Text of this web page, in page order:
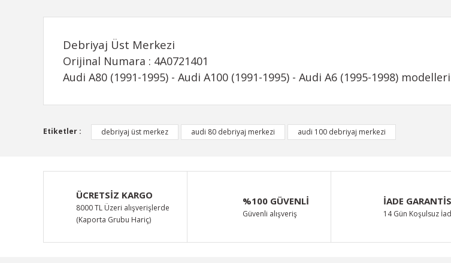
Debriyaj Üst Merkezi
Orijinal Numara : 4A0721401
Audi A80 (1991-1995) - Audi A100 (1991-1995) - Audi A6 (1995-1998)
Bu ürünün fiyat bilgisi, resim, ürün açıklamalarında ve diğer konularda yetersiz gördüğünüz noktaları
Görüş ve önerileriniz için teşekkür ederiz.
Ürün resmi kalitesiz, bozuk veya görüntülenemiyor.
Ürün açıklamasında eksik bilgiler bulunuyor.
Ürün bilgilerinde hatalar bulunuyor.
Ürün fiyatı diğer sitelerden daha pahalı.
Etiketler : debriyaj üst merkez audi 80 debriyaj merkezi audi 100 debriyaj merkezi
ÜCRETSİZ KARGO
8000 TL Üzeri alışverişlerde
(Kaporta Grubu Hariç)
%100 GÜVENLİ
Güvenli alışveriş
İADE
14 Gün Koşulsuz